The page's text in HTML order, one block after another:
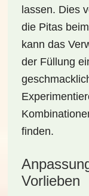
lassen. Dies
die Pitas
kann das
der Füllung
finden.
Vorlieben